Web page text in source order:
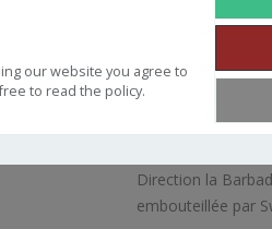
our website you agree to
to read the policy.
WIRD 1996
Direction la
embouteillée par